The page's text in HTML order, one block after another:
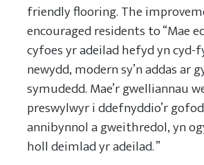
friendly flooring. The
encouraged residents to “Mae
cyfoes yr adeilad hefyd yn cyd-
newydd, modern sy’n addas ar
symudedd. Mae’r gwelliannau
preswylwyr i ddefnyddio’r
annibynnol a gweithredol, yn
holl deimlad yr adeilad. ”